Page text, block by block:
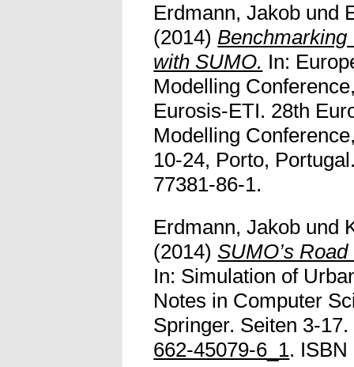
Erdmann, Jakob und
(2014)
with SUMO. In:
Modelling
Eurosis-ETI. 28th
Modelling
10-24, Porto,
77381-86-1.
Erdmann, Jakob und
(2014)SUMO’s
In: Simulation of
Notes in Computer
Springer. Seiten 3-
662-45079-6_1.